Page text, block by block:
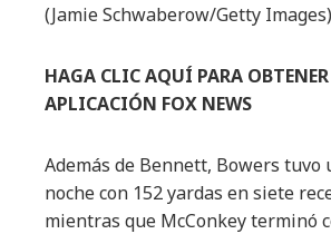
(Jamie Schwaberow/Getty Images)
HAGA CLIC AQUÍ PARA
APLICACIÓN FOX NEWS
Además de Bennett, Bowers tuvo
noche con 152 yardas en siete
mientras que McConkey terminó